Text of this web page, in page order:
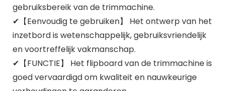
gebruiksbereik van de trimmachine.
✔【Eenvoudig te gebruiken】 Het ontwerp van het
inzetbord is wetenschappelijk, gebruiksvriendelijk
en voortreffelijk vakmanschap.
✔【FUNCTIE】 Het flipboard van de trimmachine is
goed vervaardigd om kwaliteit en nauwkeurige